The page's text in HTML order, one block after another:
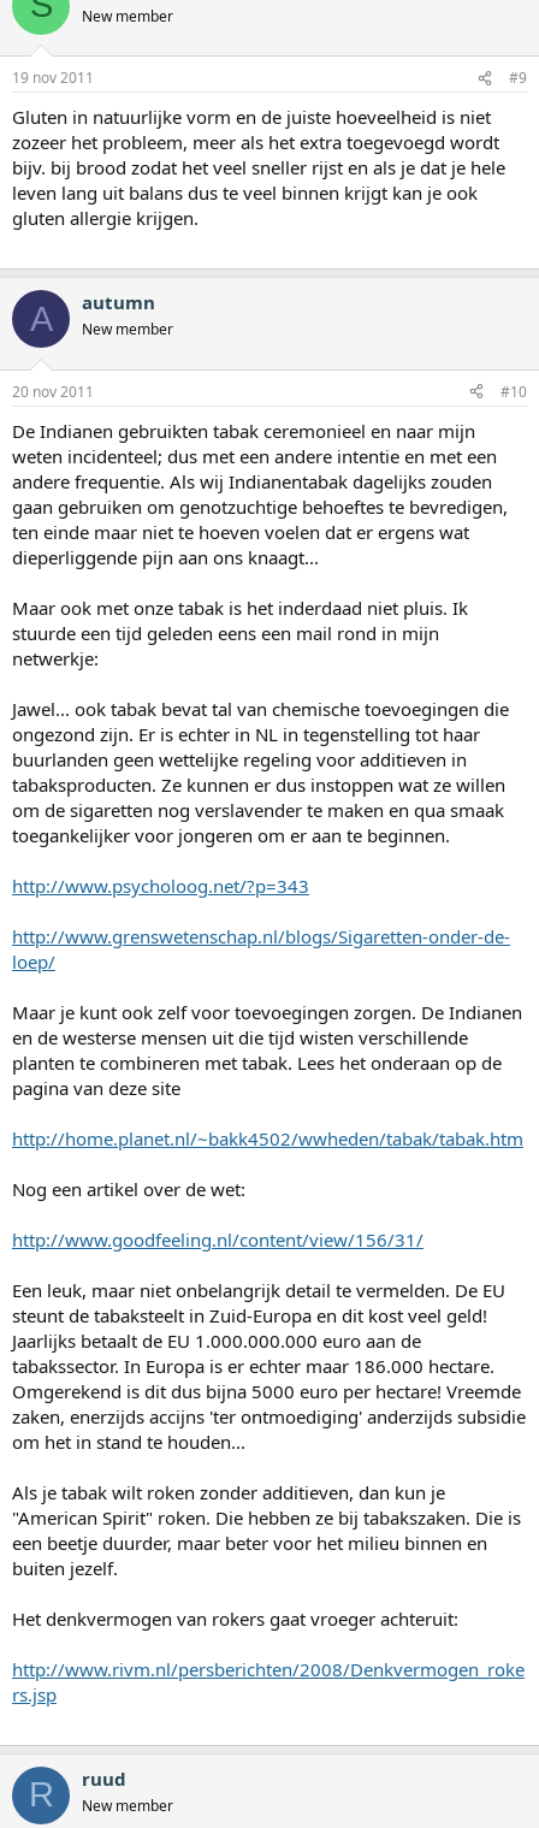
New member
19 nov 2011 #9
Gluten in natuurlijke vorm en de juiste hoeveelheid is niet
zozeer het probleem, meer als het extra toegevoegd wordt
bijv. bij brood zodat het veel sneller rijst en als je dat je hele
leven lang uit balans dus te veel binnen krijgt kan je ook
gluten allergie krijgen.
A autumn
New member
20 nov 2011 #10
De Indianen gebruikten tabak ceremonieel en naar mijn
weten incidenteel; dus met een andere intentie en met een
andere frequentie. Als wij Indianentabak dagelijks zouden
gaan gebruiken om genotzuchtige behoeftes te bevredigen,
ten einde maar niet te hoeven voelen dat er ergens wat
dieperliggende pijn aan ons knaagt...
Maar ook met onze tabak is het inderdaad niet pluis. Ik
stuurde een tijd geleden eens een mail rond in mijn
netwerkje:
Jawel... ook tabak bevat tal van chemische toevoegingen die
ongezond zijn. Er is echter in NL in tegenstelling tot haar
buurlanden geen wettelijke regeling voor additieven in
tabaksproducten. Ze kunnen er dus instoppen wat ze willen
om de sigaretten nog verslavender te maken en qua smaak
toegankelijker voor jongeren om er aan te beginnen.
http://www.psycholoog.net/?p=343
http://www.grenswetenschap.nl/blogs/Sigaretten-onder-de-
loep/
Maar je kunt ook zelf voor toevoegingen zorgen. De Indianen
en de westerse mensen uit die tijd wisten verschillende
planten te combineren met tabak. Lees het onderaan op de
pagina van deze site
http://home.planet.nl/~bakk4502/wwheden/tabak/tabak.htm
Nog een artikel over de wet:
http://www.goodfeeling.nl/content/view/156/31/
Een leuk, maar niet onbelangrijk detail te vermelden. De EU
steunt de tabaksteelt in Zuid-Europa en dit kost veel geld!
Jaarlijks betaalt de EU 1.000.000.000 euro aan de
tabakssector. In Europa is er echter maar 186.000 hectare.
Omgerekend is dit dus bijna 5000 euro per hectare! Vreemde
zaken, enerzijds accijns 'ter ontmoediging' anderzijds subsidie
om het in stand te houden...
Als je tabak wilt roken zonder additieven, dan kun je
"American Spirit" roken. Die hebben ze bij tabakszaken. Die is
een beetje duurder, maar beter voor het milieu binnen en
buiten jezelf.
Het denkvermogen van rokers gaat vroeger achteruit:
http://www.rivm.nl/persberichten/2008/Denkvermogen_roke
rs.jsp
R ruud
New member